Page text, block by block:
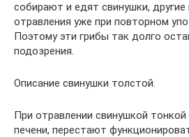
собирают и едят свинушки,
отравления уже при повторном
Поэтому эти грибы так долго
подозрения.
Описание свинушки толстой.
При отравлении свинушкой
печени, перестают